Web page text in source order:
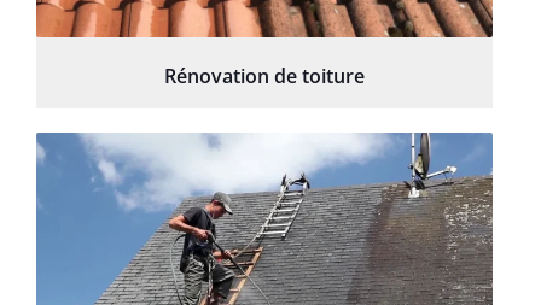
Rénovation de toiture